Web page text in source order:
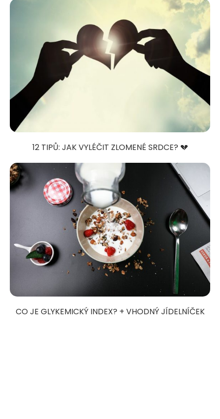
12 TIPŮ: JAK VYLÉČIT ZLOMENÉ SRDCE? 💔
CO JE GLYKEMICKÝ INDEX? + VHODNÝ JÍDELNÍČEK